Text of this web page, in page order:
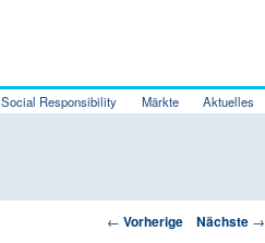
Social Responsibility Märkte Aktuelles
Artikelnavigation
← Vorherige Nächste →